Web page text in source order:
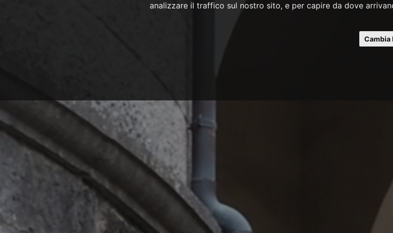
analizzare il traffico sul nostro sito, e per capire da dove
Cambia